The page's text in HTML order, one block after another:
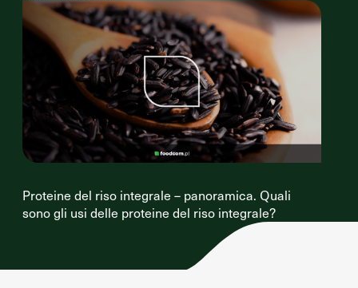
Proteine del riso integrale – panoramica. Quali
sono gli usi delle proteine del riso integrale?